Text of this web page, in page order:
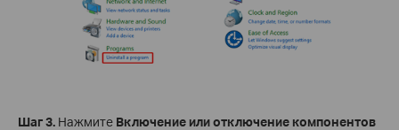
Шаг 3. Нажмите Включение или отключение компонентов